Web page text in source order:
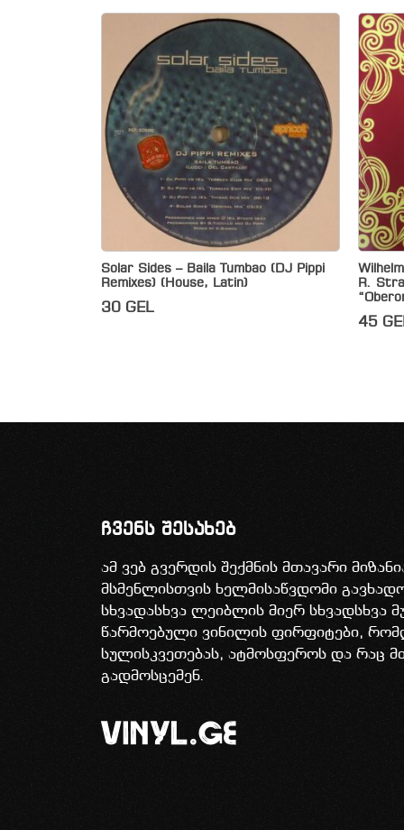
Solar Sides – Baila Tumbao (DJ Pippi
Remixes) (House, Latin)
30 GEL
R.
45
ჩვენს შესახებ
ამ ვებ გვერდის შექმნის მთავარი
მსმენლისთვის ხელმისაწვდომი
სხვადასხვა ლეიბლის მიერ სხვადსხვა
წარმოებული ვინილის ფირფიტები,
სულისკვეთებას, ატმოსფეროს და რაც
გადმოსცემენ.